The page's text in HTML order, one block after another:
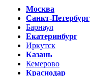
Москва
Санкт-Петербург
Барнаул
Екатеринбург
Иркутск
Казань
Кемерово
Краснодар